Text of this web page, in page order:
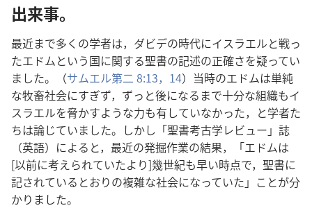
出来事。
最近まで多くの学者は，ダビデの時代にイスラエルと戦っ
たエドムという国に関する聖書の記述の正確さを疑ってい
ました。（サムエル第二 8:13，14）当時のエドムは単純
な牧畜社会にすぎず，ずっと後になるまで十分な組織もイ
スラエルを脅かすような力も有していなかった，と学者た
ちは論じていました。しかし「聖書考古学レビュー」誌
（英語）によると，最近の発掘作業の結果，「エドムは
[以前に考えられていたより]幾世紀も早い時点で，聖書に
記されているとおりの複雑な社会になっていた」ことが分
かりました。